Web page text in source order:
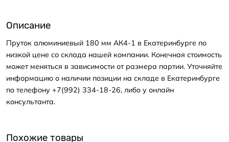
Описание
Пруток алюминиевый 180 мм АК4-1 в Екатеринбурге по
низкой цене со склада нашей компании. Конечная стоимость
может меняться в зависимости от размера партии. Уточняйте
информацию о наличии позиции на складе в Екатеринбурге
по телефону +7(992) 334-18-26, либо у онлайн
консультанта.
Похожие товары